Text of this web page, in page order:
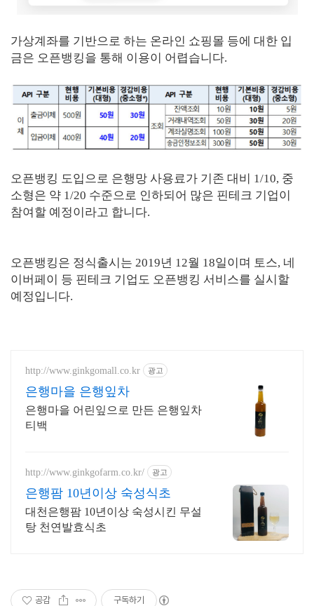
가상계좌를 기반으로 하는 온라인 쇼핑몰 등에 대한 입
금은 오픈뱅킹을 통해 이용이 어렵습니다.
오픈뱅킹 도입으로 은행망 사용료가 기존 대비 1/10, 중
소형은 약 1/20 수준으로 인하되어 많은 핀테크 기업이
참여할 예정이라고 합니다.
오픈뱅킹은 정식출시는 2019년 12월 18일이며 토스, 네
이버페이 등 핀테크 기업도 오픈뱅킹 서비스를 실시할
예정입니다.
http://www.ginkgomall.co.kr 광고
은행마을 은행잎차
은행마을 어린잎으로 만든 은행잎차
티백
http://www.ginkgofarm.co.kr/ 광고
은행팜 10년이상 숙성식초
대천은행팜 10년이상 숙성시킨 무설
탕 천연발효식초
공감 구독하기